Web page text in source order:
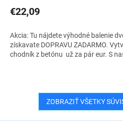
€22,09
Akcia: Tu nájdete výhodné balenie
získavate DOPRAVU ZADARMO.
chodník z betónu už za pár eur. S
ZOBRAZIŤ VŠETKY